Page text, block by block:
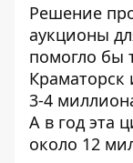
Решение
аукционы
помогло бы
Краматорск
3-4
А в год эта
около 12